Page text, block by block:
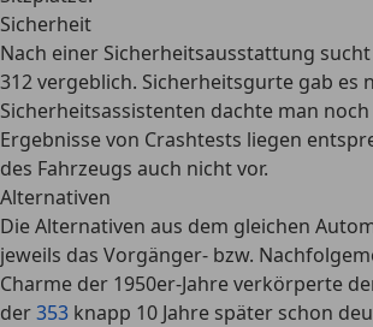
Sicherheit
Nach einer Sicherheitsausstattung
312 vergeblich. Sicherheitsgurte gab es
Sicherheitsassistenten dachte man
Ergebnisse von Crashtests liegen
des Fahrzeugs auch nicht vor.
Alternativen
Die Alternativen aus dem gleichen
jeweils das Vorgänger- bzw.
Charme der 1950er-Jahre verkörperte
der353 knapp 10 Jahre später schon